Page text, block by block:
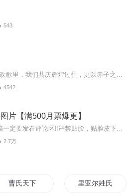
543
4542
片【满500月票爆更】
2.7万
曹氏天下 里亚尔姓氏